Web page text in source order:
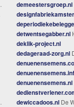
demeestersgroep.nl
detwentsegabber.nl
deklik-project.nl
dedageraad-zorg.nl
denuenensemens.nl
dewiccadoos.nl De